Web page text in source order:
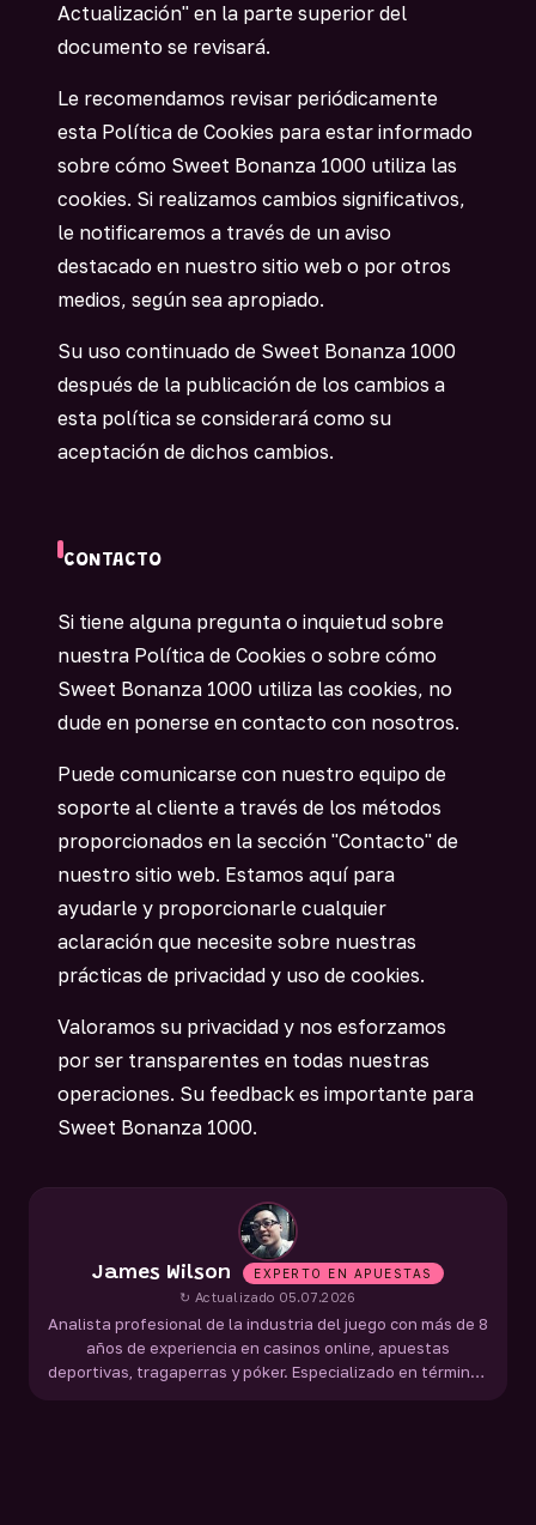
Actualización" en la parte superior del
documento se revisará.
Le recomendamos revisar periódicamente
esta Política de Cookies para estar informado
sobre cómo Sweet Bonanza 1000 utiliza las
cookies. Si realizamos cambios significativos,
le notificaremos a través de un aviso
destacado en nuestro sitio web o por otros
medios, según sea apropiado.
Su uso continuado de Sweet Bonanza 1000
después de la publicación de los cambios a
esta política se considerará como su
aceptación de dichos cambios.
CONTACTO
Si tiene alguna pregunta o inquietud sobre
nuestra Política de Cookies o sobre cómo
Sweet Bonanza 1000 utiliza las cookies, no
dude en ponerse en contacto con nosotros.
Puede comunicarse con nuestro equipo de
soporte al cliente a través de los métodos
proporcionados en la sección "Contacto" de
nuestro sitio web. Estamos aquí para
ayudarle y proporcionarle cualquier
aclaración que necesite sobre nuestras
prácticas de privacidad y uso de cookies.
Valoramos su privacidad y nos esforzamos
por ser transparentes en todas nuestras
operaciones. Su feedback es importante para
Sweet Bonanza 1000.
James Wilson EXPERTO EN APUESTAS
↻ Actualizado 05.07.2026
Analista profesional de la industria del juego con más de 8
años de experiencia en casinos online, apuestas
deportivas, tragaperras y póker. Especializado en términos